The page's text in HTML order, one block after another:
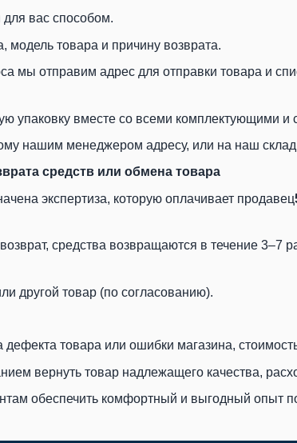
вас способом.
модель товара и причину возврата.
мы отправим адрес для отправки товара и
упаковку вместе со всеми комплектующими и
нашим менеджером адресу, или на наш
средств или обмена товара
экспертиза, которую оплачивает продавец
средства возвращаются в течение 3–7
другой товар (по согласованию).
дефекта товара или ошибки магазина,
вернуть товар надлежащего качества,
обеспечить комфортный и выгодный опыт